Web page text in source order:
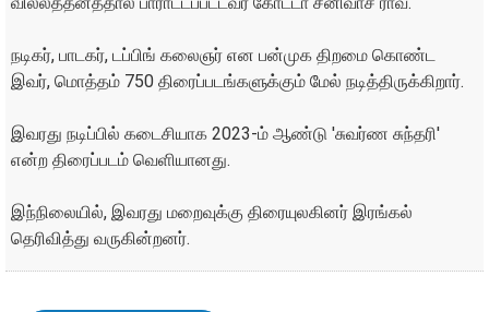
நடிகர், பாடகர், டப்பிங் கலைஞர் என பன்முக திறமை கொண்ட
இவர், மொத்தம் 750 திரைப்படங்களுக்கும் மேல் நடித்திருக்கிறார்.
இவரது நடிப்பில் கடைசியாக 2023-ம் ஆண்டு 'சுவர்ண சுந்தரி'
என்ற திரைப்படம் வெளியானது.
இந்நிலையில், இவரது மறைவுக்கு திரையுலகினர் இரங்கல்
தெரிவித்து வருகின்றனர்.